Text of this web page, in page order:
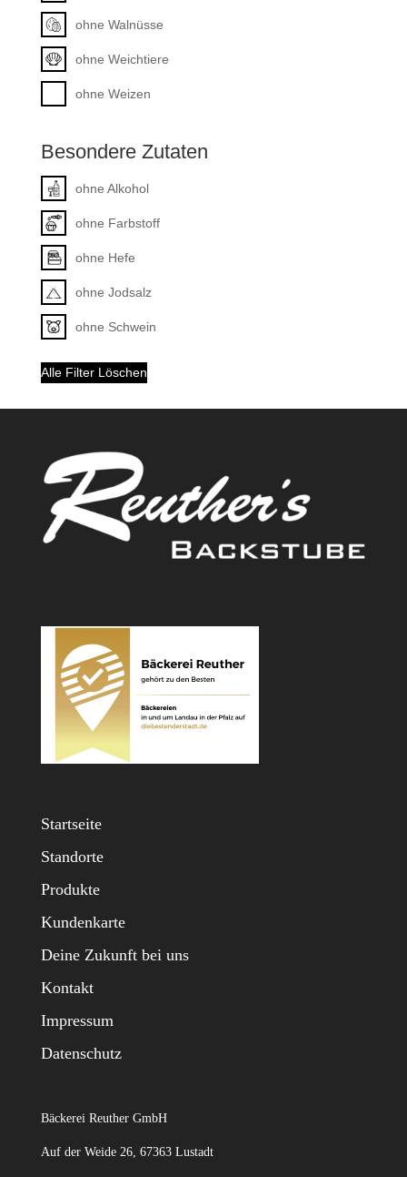
ohne Walnüsse
ohne Weichtiere
ohne Weizen
Besondere Zutaten
ohne Alkohol
ohne Farbstoff
ohne Hefe
ohne Jodsalz
ohne Schwein
Alle Filter Löschen
Startseite
Standorte
Produkte
Kundenkarte
Deine Zukunft bei uns
Kontakt
Impressum
Datenschutz
Bäckerei Reuther GmbH
Auf der Weide 26, 67363 Lustadt